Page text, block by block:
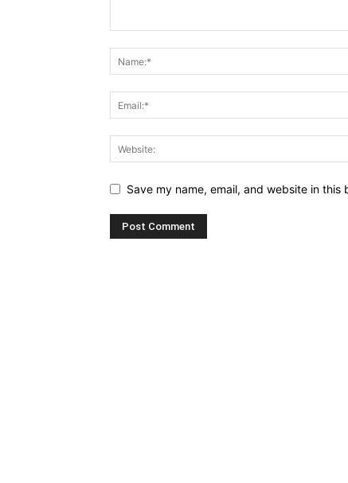
Save my name, email, and website in